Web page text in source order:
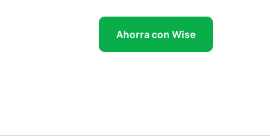
Ahorra con Wise